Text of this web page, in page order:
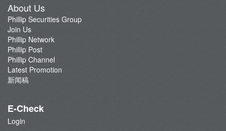
About Us
Phillip Securities Group
Join Us
Phillip Network
Phillip Post
Phillip Channel
Latest Promotion
新闻稿
E-Check
Login